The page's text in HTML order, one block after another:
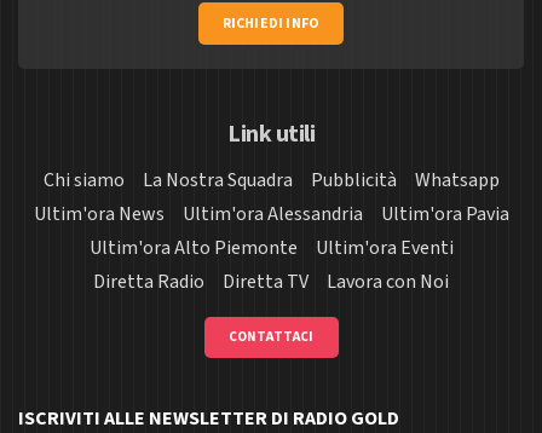
RICHIEDI INFO
Link utili
Chi siamo La Nostra Squadra Pubblicità
Whatsapp
Ultim'ora News
Ultim'ora Alessandria
Ultim'ora Pavia
Ultim'ora Alto Piemonte
Ultim'ora Eventi
Diretta Radio
Diretta TV Lavora con Noi
CONTATTACI
ISCRIVITI ALLE NEWSLETTER DI RADIO GOLD